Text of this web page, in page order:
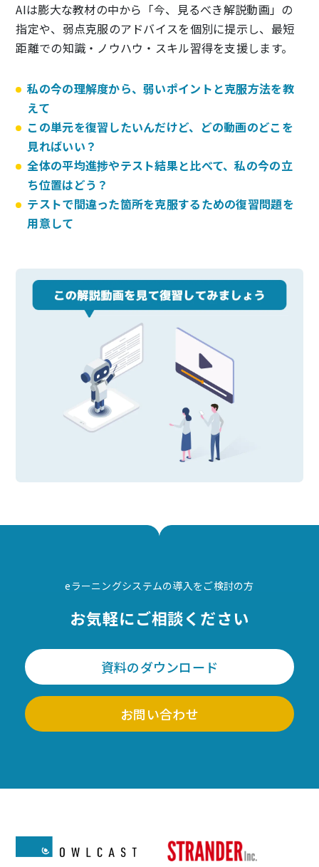
AIは膨大な教材の中から「今、見るべき解説動画」の
指定や、弱点克服のアドバイスを個別に提示し、最短
距離での知識・ノウハウ・スキル習得を支援します。
私の今の理解度から、弱いポイントと克服方法を教
えて
この単元を復習したいんだけど、どの動画のどこを
見ればいい？
全体の平均進捗やテスト結果と比べて、私の今の立
ち位置はどう？
テストで間違った箇所を克服するための復習問題を
用意して
eラーニングシステムの導入をご検討の方
お気軽にご相談ください
資料のダウンロード
お問い合わせ